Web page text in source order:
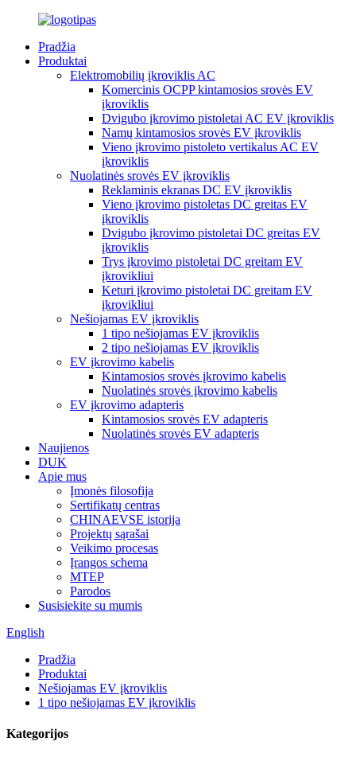
Pradžia
Produktai
Elektromobilių įkroviklis AC
Komercinis OCPP kintamosios srovės EV
įkroviklis
Dvigubo įkrovimo pistoletai AC EV įkroviklis
Namų kintamosios srovės EV įkroviklis
Vieno įkrovimo pistoleto vertikalus AC EV
įkroviklis
Nuolatinės srovės EV įkroviklis
Reklaminis ekranas DC EV įkroviklis
Vieno įkrovimo pistoletas DC greitas EV
įkroviklis
Dvigubo įkrovimo pistoletai DC greitas EV
įkroviklis
Trys įkrovimo pistoletai DC greitam EV
įkrovikliui
Keturi įkrovimo pistoletai DC greitam EV
įkrovikliui
Nešiojamas EV įkroviklis
1 tipo nešiojamas EV įkroviklis
2 tipo nešiojamas EV įkroviklis
EV įkrovimo kabelis
Kintamosios srovės įkrovimo kabelis
Nuolatinės srovės įkrovimo kabelis
EV įkrovimo adapteris
Kintamosios srovės EV adapteris
Nuolatinės srovės EV adapteris
Naujienos
DUK
Apie mus
Įmonės filosofija
Sertifikatų centras
CHINAEVSE istorija
Projektų sąrašai
Veikimo procesas
Įrangos schema
MTEP
Parodos
Susisiekite su mumis
English
Pradžia
Produktai
Nešiojamas EV įkroviklis
1 tipo nešiojamas EV įkroviklis
Kategorijos